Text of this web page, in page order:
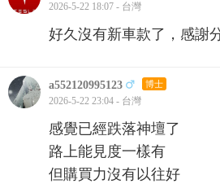
2026-5-22 18:07 - 台灣
好久沒有新車款了，感謝
a552120995123 博士
2026-5-22 23:04 - 台灣
感覺已經跌落神壇了
路上能見度一樣有
但購買力沒有以往好